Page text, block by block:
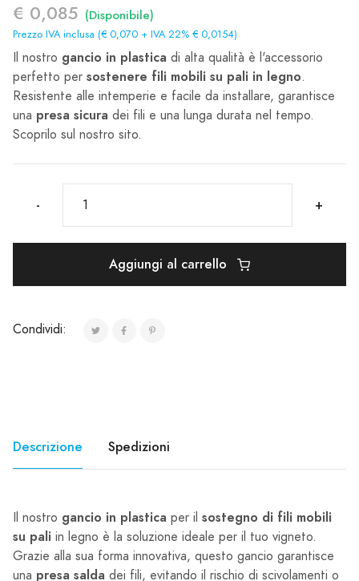
€ 0,085 (Disponibile)
Prezzo IVA inclusa (€ 0,070 + IVA 22% € 0,0154)
Il nostro gancio in plastica di alta qualità è l'accessorio
perfetto per sostenere fili mobili su pali in legno.
Resistente alle intemperie e facile da installare, garantisce
una presa sicura dei fili e una lunga durata nel tempo.
Scoprilo sul nostro sito.
- +
Aggiungi al carrello
Condividi:
Descrizione Spedizioni
Il nostro gancio in plastica per il sostegno di fili mobili
su pali in legno è la soluzione ideale per il tuo vigneto.
Grazie alla sua forma innovativa, questo gancio garantisce
una presa salda dei fili, evitando il rischio di scivolamenti o